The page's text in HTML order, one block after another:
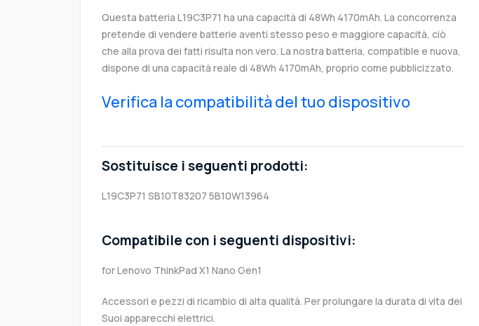
Questa batteria L19C3P71 ha una capacità di 48Wh 4170mAh. La concorrenza
pretende di vendere batterie aventi stesso peso e maggiore capacità, ciò
che alla prova dei fatti risulta non vero. La nostra batteria, compatible e nuova,
dispone di una capacità reale di 48Wh 4170mAh, proprio come pubblicizzato.
Verifica la compatibilità del tuo dispositivo
Sostituisce i seguenti prodotti:
L19C3P71 SB10T83207 5B10W13964
Compatibile con i seguenti dispositivi:
for Lenovo ThinkPad X1 Nano Gen1
Accessori e pezzi di ricambio di alta qualità. Per prolungare la durata di vita dei
Suoi apparecchi elettrici.